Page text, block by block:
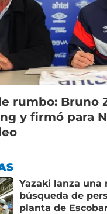
rumbo: Bruno
y firmó para
Yazaki lanza una
búsqueda de
planta de